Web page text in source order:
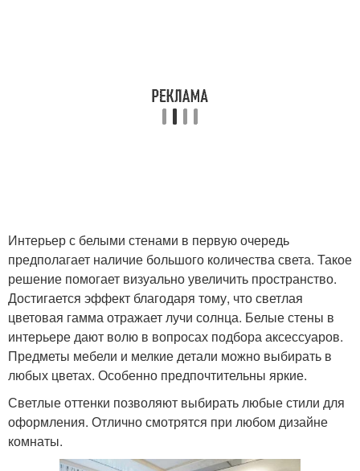
Интерьер с белыми стенами в первую очередь
предполагает наличие большого количества света. Такое
решение помогает визуально увеличить пространство.
Достигается эффект благодаря тому, что светлая
цветовая гамма отражает лучи солнца. Белые стены в
интерьере дают волю в вопросах подбора аксессуаров.
Предметы мебели и мелкие детали можно выбирать в
любых цветах. Особенно предпочтительны яркие.
Светлые оттенки позволяют выбирать любые стили для
оформления. Отлично смотрятся при любом дизайне
комнаты.